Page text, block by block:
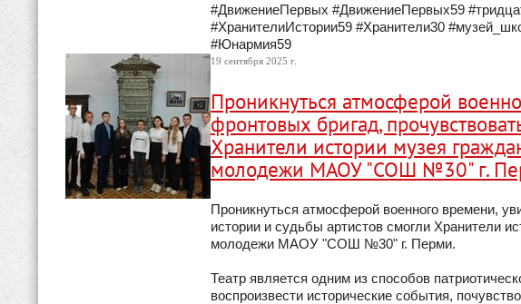
#ДвижениеПервых #ДвижениеПервых59
#ХранителиИстории59 #Хранители30
#Юнармия59
19 сентября 2025 г.
Проникнуться атмосферой
фронтовых бригад,
Хранители истории музея
молодежи МАОУ "СОШ №30" г.
Проникнуться атмосферой военного времени,
истории и судьбы артистов смогли Хранители
молодежи МАОУ "СОШ №30" г. Перми.
Театр является одним из способов
воспроизвести исторические события,